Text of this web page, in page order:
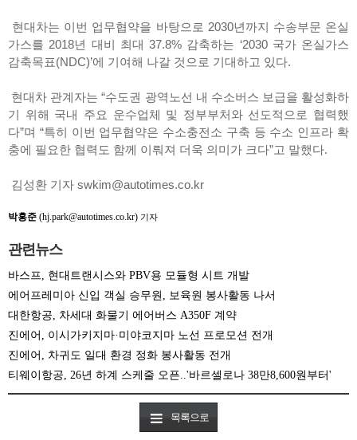
현대차는 이번 업무협약을 바탕으로 2030년까지 수송부문 온실
가스를 2018년 대비 최대 37.8% 감축하는 ‘2030 국가 온실가스
감축목표(NDC)’에 기여해 나갈 것으로 기대하고 있다.
현대차 관계자는 “수도권 광역노선 내 수소버스 보급을 활성화하
기 위해 국내 주요 운수업체 및 정부부처와 선도적으로 협력했
다”며 “특히 이번 업무협약은 수소충전소 구축 등 수소 인프라 확
충에 필요한 협력도 함께 이뤄져 더욱 의미가 크다”고 말했다.
김성환 기자 swkim@autotimes.co.kr
박홍준 (hj.park@autotimes.co.kr) 기자
관련뉴스
바스프, 현대트랜시스와 PBV용 모듈형 시트 개발
에어프레미아 신입 객실 승무원, 보육원 봉사활동 나서
대한항공, 차세대 화물기 에어버스 A350F 계약
진에어, 이시가키지마·미야코지마 노선 프로모션 전개
진에어, 차귀도 일대 환경 정화 봉사활동 전개
티웨이항공, 26년 하계 스케줄 오픈..'바르셀로나 38만8,600원부터'
목록으로